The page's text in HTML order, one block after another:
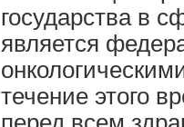
государства в
является
течение этого